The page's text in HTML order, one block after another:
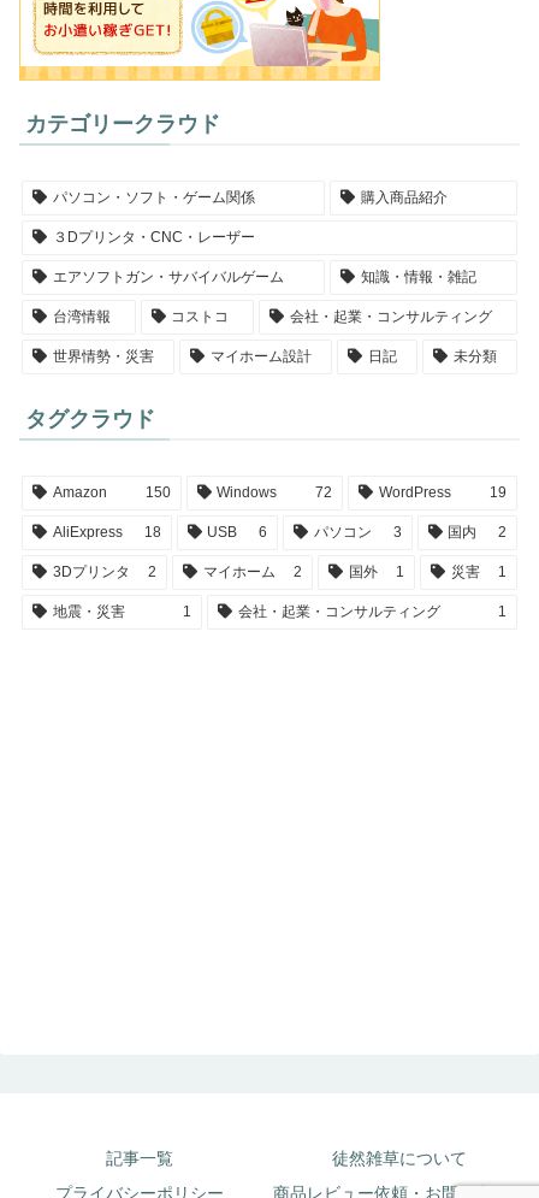
カテゴリークラウド
パソコン・ソフト・ゲーム関係 購入商品紹介
３Dプリンタ・CNC・レーザー
エアソフトガン・サバイバルゲーム 知識・情報・雑記
台湾情報 コストコ 会社・起業・コンサルティング
世界情勢・災害 マイホーム設計 日記 未分類
タグクラウド
Amazon 150 Windows 72 WordPress 19
AliExpress 18 USB 6 パソコン 3 国内 2
3Dプリンタ 2 マイホーム 2 国外 1 災害 1
地震・災害 1 会社・起業・コンサルティング 1
記事一覧
徒然雑草について
プライバシーポリシー
商品レビュー依頼・お問い合わせ